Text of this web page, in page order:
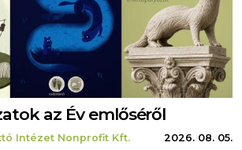
az Év emlőséről
Intézet Nonprofit Kft.
2026. 08. 05.